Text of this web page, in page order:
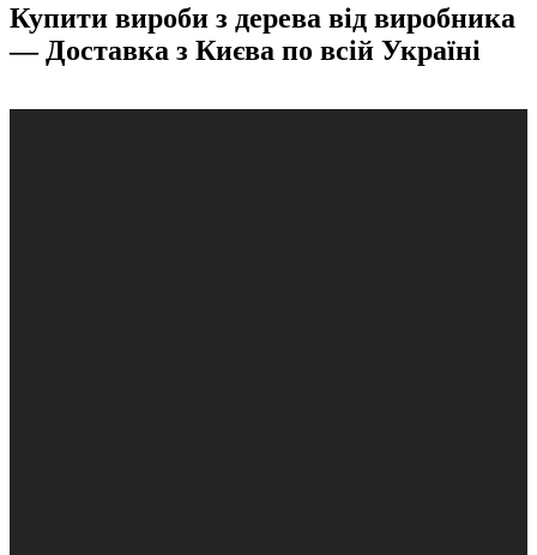
Купити вироби з дерева від виробника
— Доставка з Києва по всій Україні